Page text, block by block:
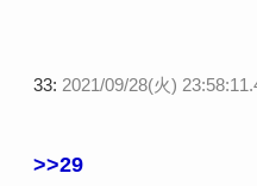
33: 2021/09/28(火)
>>29